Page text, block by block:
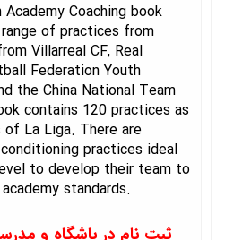
Coaching book
of practices from
Villarreal CF, Real
Federation Youth
the China National Team
contains 120 practices as
La Liga. There are
practices ideal
to develop their team to
standards.
ثبت نام در باشگاه و